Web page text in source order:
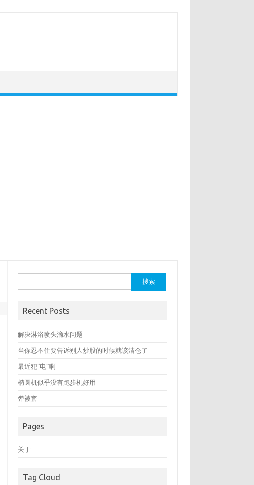
索：
Recent Posts
解决淋浴喷头滴水问题
当你忍不住要告诉别人炒股的时候就该清仓了
最近犯“电”啊
椭圆机似乎没有跑步机好用
弹被套
Pages
关于
Tag Cloud